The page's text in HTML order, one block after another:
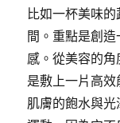
比如一杯美味
間。重點是創
感。從美容的
是敷上一片高
肌膚的飽水與